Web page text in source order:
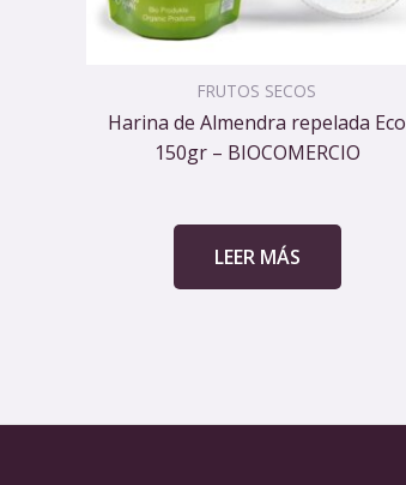
FRUTOS SECOS
Harina de Almendra repelada Eco
150gr – BIOCOMERCIO
LEER MÁS